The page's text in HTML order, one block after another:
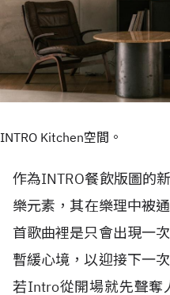
INTRO Kitchen空間。
作為INTRO餐飲版圖的
樂元素，其在樂理中被
首歌曲裡是只會出現一
暫緩心境，以迎接下一
若Intro從開場就先聲奪